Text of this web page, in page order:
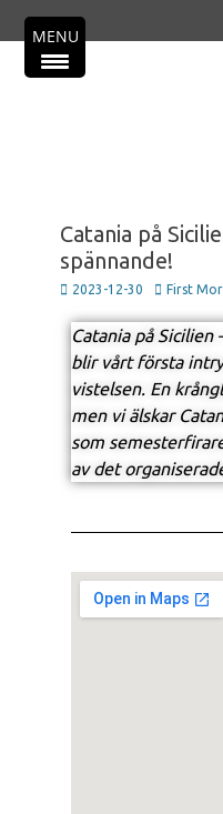
Primär meny
Catania på
spännande!
2023-12-30 First
Catania på Sicilien
blir vårt första
vistelsen. En
men vi älskar
som
av det
MENU